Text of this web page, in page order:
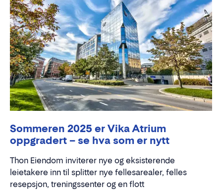
Sommeren 2025 er Vika Atrium
oppgradert – se hva som er nytt
Thon Eiendom inviterer nye og eksisterende
leietakere inn til splitter nye fellesarealer, felles
resepsjon, treningssenter og en flott